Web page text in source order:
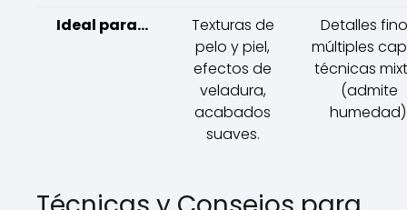
Ideal para...
Texturas de
pelo y piel,
efectos de
veladura,
acabados
suaves.
Detalles
múltiples
técnicas
(admite